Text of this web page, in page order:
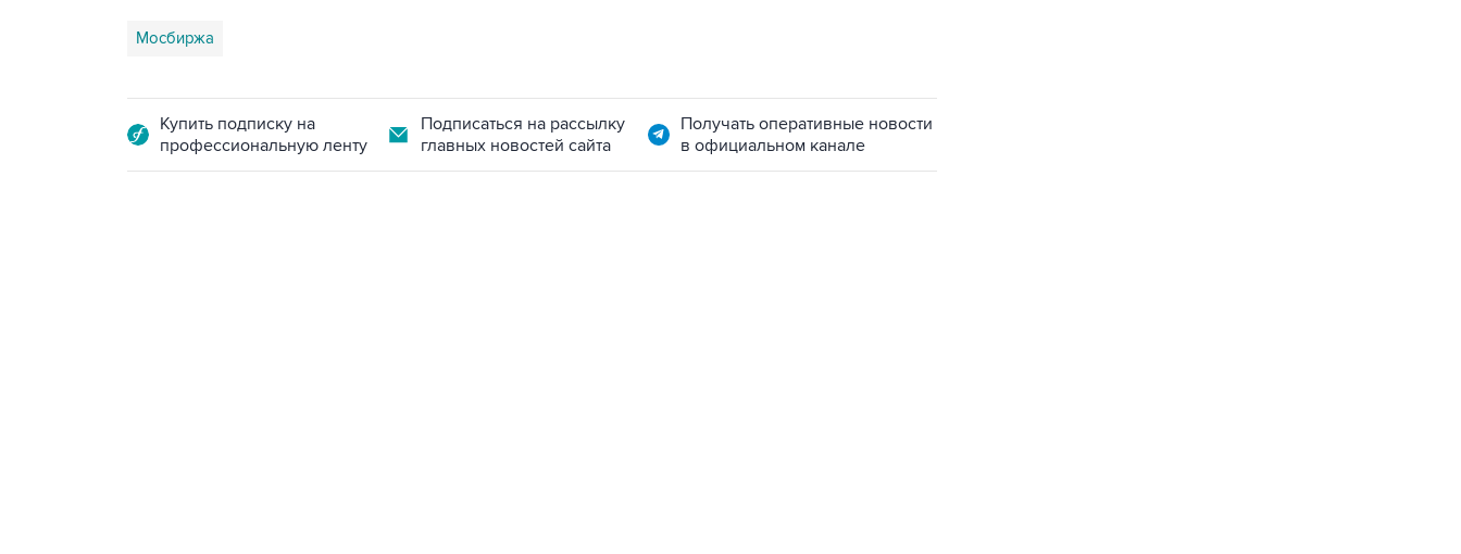
Мосбиржа
Купить подписку на
профессиональную ленту
Подписаться на рассылку
главных новостей сайта
Получать оперативные новости
в официальном канале